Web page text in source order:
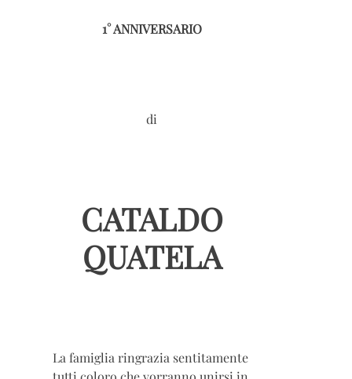
1° ANNIVERSARIO
di
CATALDO
QUATELA
La famiglia ringrazia sentitamente